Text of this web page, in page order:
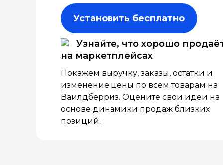
Установить бесплатно
Узнайте, что хорошо
на маркетплейсах
Покажем выручку, заказы, остатки и
изменение цены по всем товарам на
Ваилдберриз. Оцените свои идеи на
основе динамики продаж близких
позиций.